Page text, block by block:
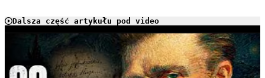
Dalsza część artykułu pod video